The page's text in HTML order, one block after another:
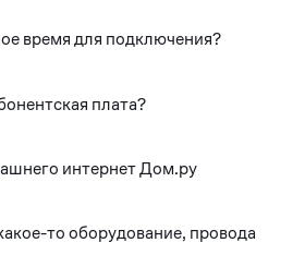
время для подключения?
плата?
интернет Дом.ру
то оборудование, провода